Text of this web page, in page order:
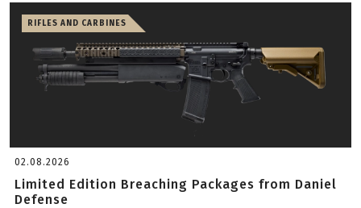
RIFLES AND CARBINES
02.08.2026
Limited Edition Breaching Packages from Daniel
Defense